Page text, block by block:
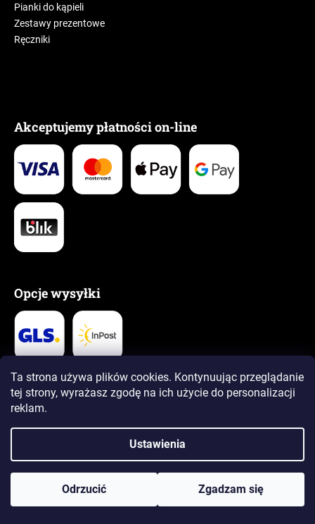
Ta strona używa plików cookies. Kontynuując przeglądanie
tej strony, wyrażasz zgodę na ich użycie do personalizacji
reklam.
Ustawienia
Odrzucić Zgadzam się
Pianki do kąpieli
Zestawy prezentowe
Ręczniki
Akceptujemy płatności on-line
Opcje wysyłki
👍 Ponad 1,5 miliona zadowolonych klientów
5,0
Recenzje